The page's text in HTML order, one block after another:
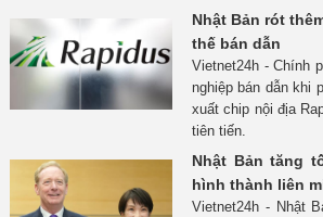
Nhật Bản rót
thế bán dẫn
Vietnet24h - Chính
nghiệp bán dẫn khi
xuất chip nội địa
tiên tiến.
Nhật Bản tăng
hình thành liên
Vietnet24h - Nhật